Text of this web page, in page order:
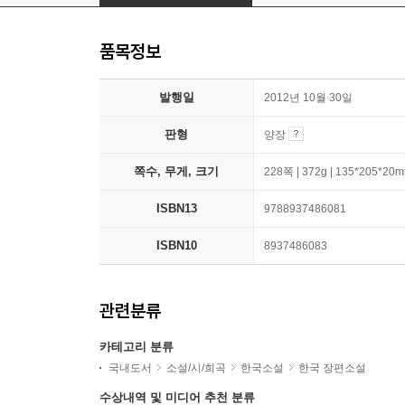
품목정보
발행일 2012년 10월 30일
판형 양장
쪽수, 무게, 크기 228쪽 | 372g |
ISBN13 9788937486081
ISBN10 8937486083
관련분류
카테고리 분류
국내도서 소설/시/희곡 한국소설 한국 장편소설
수상내역 및 미디어 추천 분류